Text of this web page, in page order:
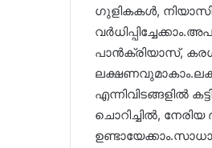
ഗുളികകൾ,
പാൻക്രിയാസ്,
എന്നിവിടങ്ങളിൽ
ചൊറിച്ചിൽ,